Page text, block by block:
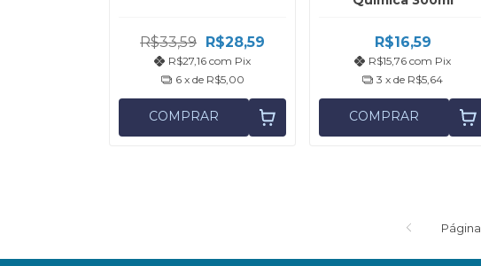
R$33,59 R$28,59
R$27,16com Pix
6 x de R$5,00
COMPRAR
R$16,59
R$15,76com Pix
3 x de R$5,64
COMPRAR
Página